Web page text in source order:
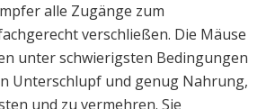
alle Zugänge zum
verschließen. Die Mäuse
unter schwierigsten Bedingungen
Unterschlupf und genug Nahrung,
und zu vermehren. Sie